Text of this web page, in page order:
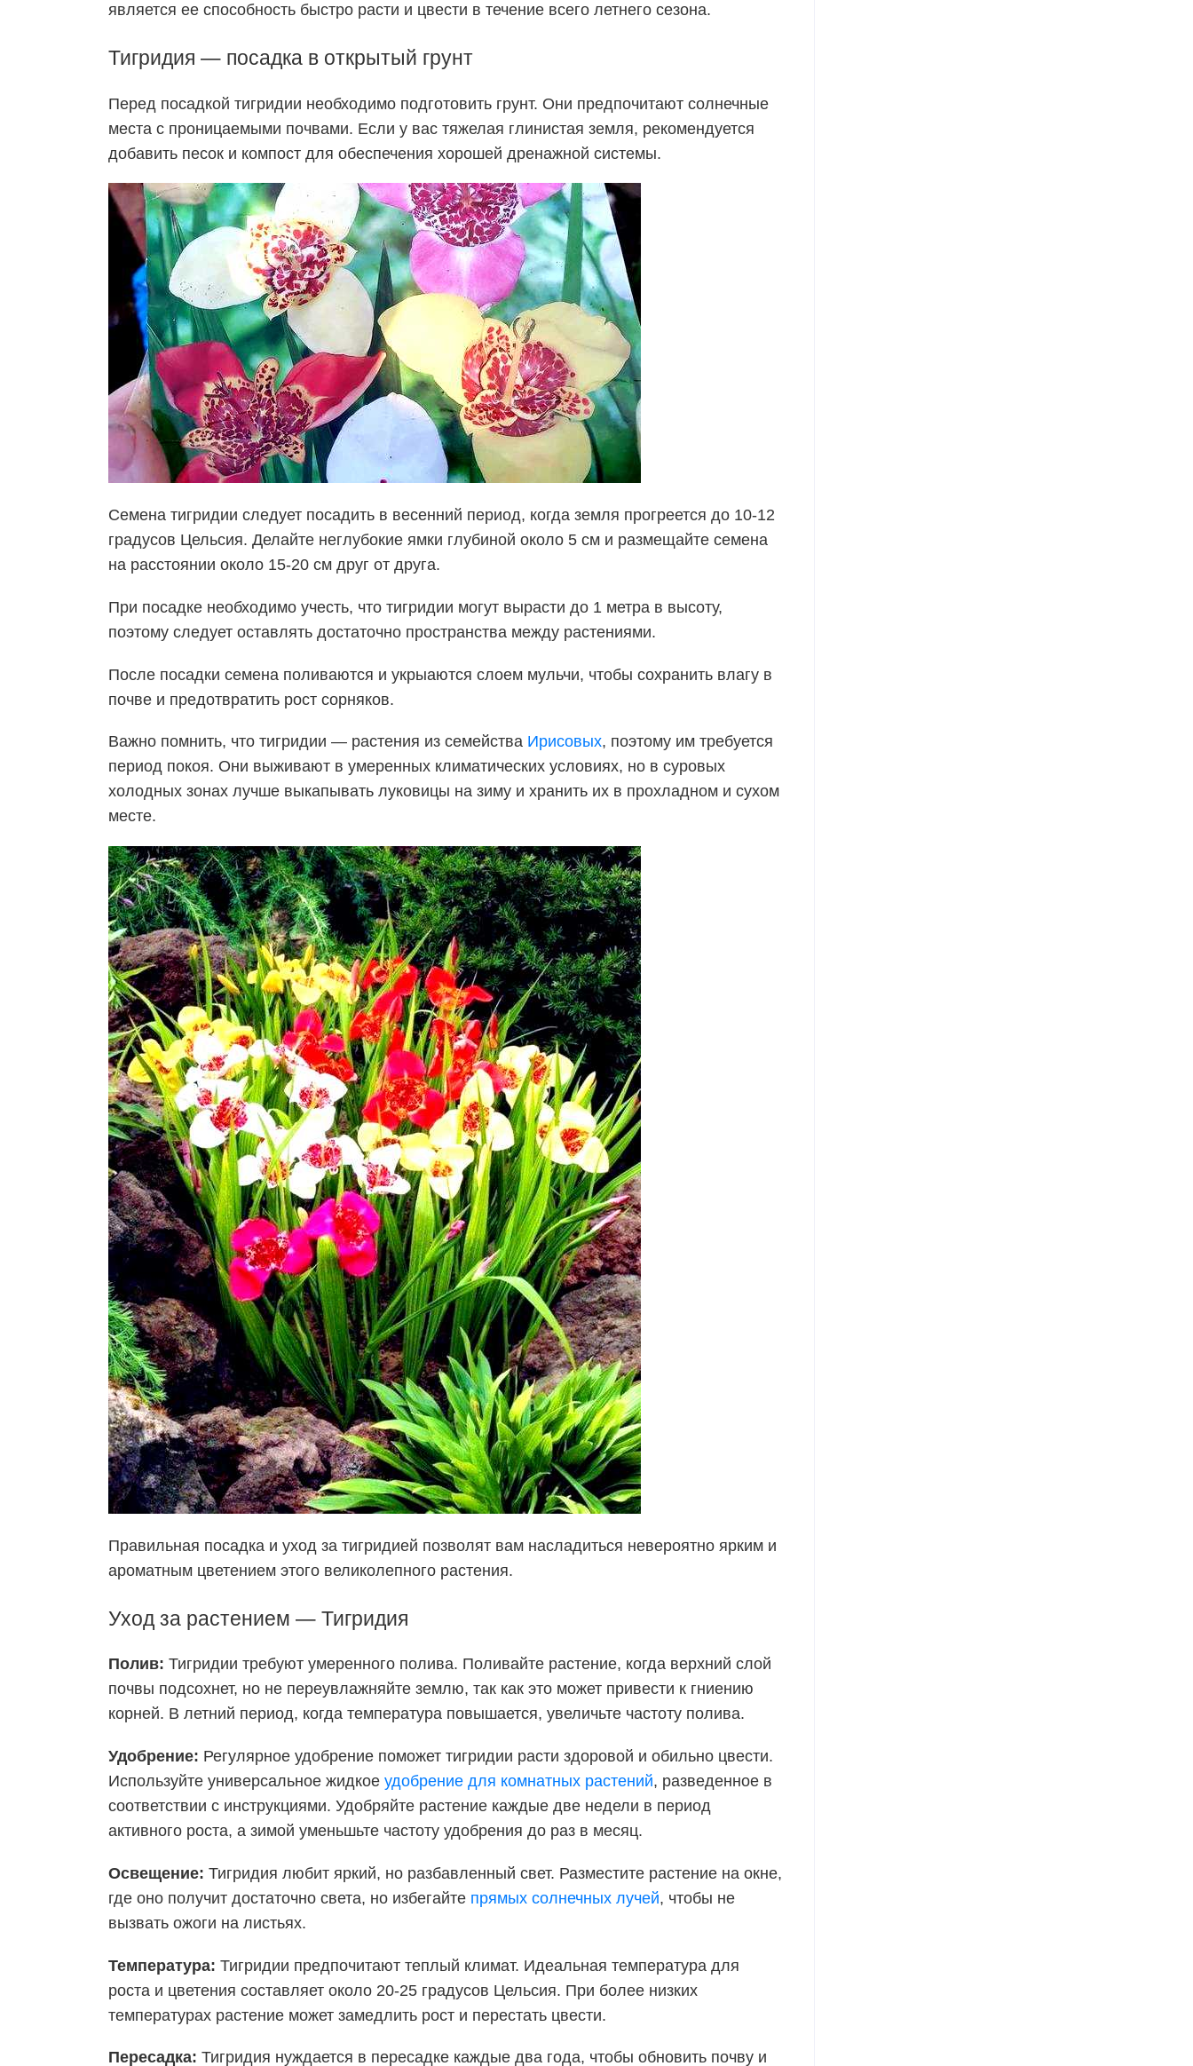
является ее способность быстро расти и цвести в течение всего летнего сезона.
Тигридия — посадка в открытый грунт
Перед посадкой тигридии необходимо подготовить грунт. Они предпочитают солнечные
места с проницаемыми почвами. Если у вас тяжелая глинистая земля, рекомендуется
добавить песок и компост для обеспечения хорошей дренажной системы.
Семена тигридии следует посадить в весенний период, когда земля прогреется до 10-12
градусов Цельсия. Делайте неглубокие ямки глубиной около 5 см и размещайте семена
на расстоянии около 15-20 см друг от друга.
При посадке необходимо учесть, что тигридии могут вырасти до 1 метра в высоту,
поэтому следует оставлять достаточно пространства между растениями.
После посадки семена поливаются и укрыаются слоем мульчи, чтобы сохранить влагу в
почве и предотвратить рост сорняков.
Важно помнить, что тигридии — растения из семейства Ирисовых, поэтому им требуется
период покоя. Они выживают в умеренных климатических условиях, но в суровых
холодных зонах лучше выкапывать луковицы на зиму и хранить их в прохладном и сухом
месте.
Правильная посадка и уход за тигридией позволят вам насладиться невероятно ярким и
ароматным цветением этого великолепного растения.
Уходза растением —Тигридия
Полив: Тигридии требуют умеренного полива. Поливайте растение, когда верхний слой
почвы подсохнет, но не переувлажняйте землю, так как это может привести к гниению
корней. В летний период, когда температура повышается, увеличьте частоту полива.
Удобрение: Регулярное удобрение поможет тигридии расти здоровой и обильно цвести.
Используйте универсальное жидкое удобрение для комнатных растений, разведенное в
соответствии с инструкциями. Удобряйте растение каждые две недели в период
активного роста, а зимой уменьшьте частоту удобрения до раз в месяц.
Освещение: Тигридия любит яркий, но разбавленный свет. Разместите растение на окне,
где оно получит достаточно света, но избегайте прямых солнечных лучей, чтобы не
вызвать ожоги на листьях.
Температура: Тигридии предпочитают теплый климат. Идеальная температура для
роста и цветения составляет около 20-25 градусов Цельсия. При более низких
температурах растение может замедлить рост и перестать цвести.
Пересадка: Тигридия нуждается в пересадке каждые два года, чтобы обновить почву и